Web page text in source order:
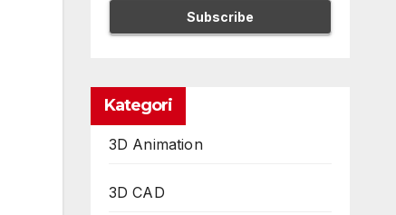
Kategori
3D Animation
3D CAD